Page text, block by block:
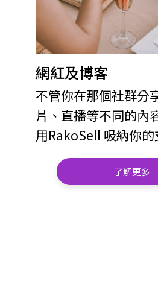
網紅及博客
不管你在那個社群分
片、直播等不同的內
用RakoSell 吸納你的
了解更多